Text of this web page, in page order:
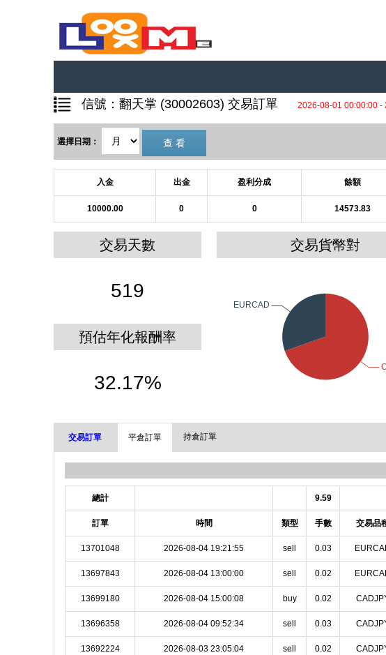
信號：翻天掌 (30002603) 交易訂單 2026-08-01 00:00:00 -
選擇日期：
入金 出金 盈利分成 餘額
10000.00 0 0 14573.83
交易天數
519
預估年化報酬率
32.17%
交易貨幣對
交易訂單 平倉訂單 持倉訂單
總計 9.59
訂單 時間 類型 手數 交易品
13701048 2026-08-04 19:21:55 sell 0.03
13697843 2026-08-04 13:00:00 sell 0.02
13699180 2026-08-04 15:00:08 buy 0.02
13696358 2026-08-04 09:52:34 sell 0.03
13692224 2026-08-03 23:05:04 sell 0.02